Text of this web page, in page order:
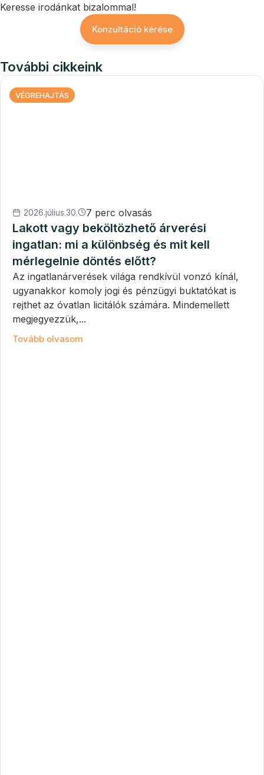
Keresse irodánkat bizalommal!
Konzultáció kérése
További cikkeink
VÉGREHAJTÁS
2026.július.30. 7 perc olvasás
Lakott vagy beköltözhető árverési
ingatlan: mi a különbség és mit kell
mérlegelnie döntés előtt?
Az ingatlanárverések világa rendkívül vonzó kínál,
ugyanakkor komoly jogi és pénzügyi buktatókat is
rejthet az óvatlan licitálók számára. Mindemellett
megjegyezzük,...
Tovább olvasom